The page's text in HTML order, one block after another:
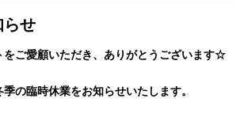
らせ
をご愛顧いただき、ありがとうございます☆
の臨時休業をお知らせいたします。